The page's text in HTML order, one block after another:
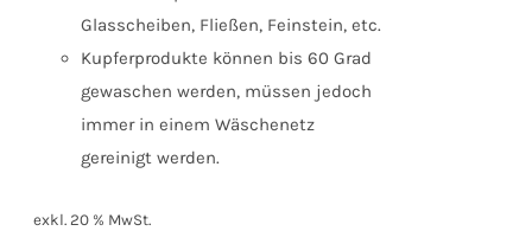
Glasscheiben, Fließen, Feinstein, etc.
Kupferprodukte können bis 60 Grad
gewaschen werden, müssen jedoch
immer in einem Wäschenetz
gereinigt werden.
exkl. 20 % MwSt.